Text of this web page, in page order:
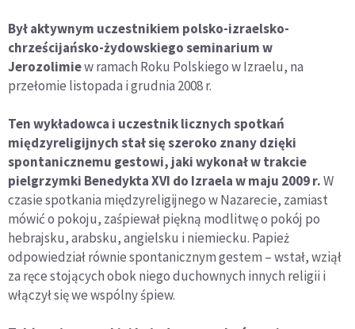
Był aktywnym uczestnikiem polsko-izraelsko-
chrześcijańsko-żydowskiego seminarium w
Jerozolimiew ramach Roku Polskiego w Izraelu, na
przełomie listopada i grudnia 2008 r.
Ten wykładowca i uczestnik licznych spotkań
międzyreligijnych stał się szeroko znany dzięki
spontanicznemu gestowi, jaki wykonał w trakcie
pielgrzymki Benedykta XVI do Izraela w maju 2009 r.W
czasie spotkania międzyreligijnego w Nazarecie, zamiast
mówić o pokoju, zaśpiewał piękną modlitwę o pokój po
hebrajsku, arabsku, angielsku i niemiecku. Papież
odpowiedział równie spontanicznym gestem – wstał, wziął
za ręce stojących obok niego duchownych innych religii i
włączył się we wspólny śpiew.